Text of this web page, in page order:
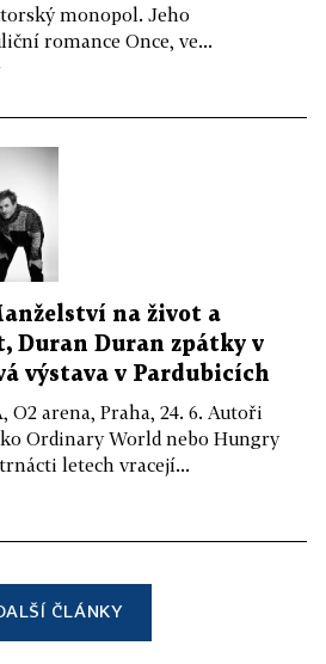
monopol. Jeho
romance Once, ve...
na život a
Duran Duran zpátky v
výstava v Pardubicích
O2 arena, Praha, 24. 6. Autoři
Ordinary World nebo Hungry
letech vracejí...
ČLÁNKY